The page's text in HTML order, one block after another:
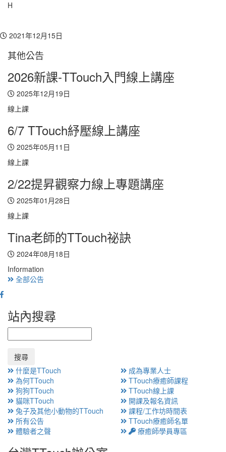
H
2021年12月15日
其他公告
2026新課-TTouch入門線上講座
2025年12月19日
線上課
6/7 TTouch紓壓線上講座
2025年05月11日
線上課
2/22提昇觀察力線上專題講座
2025年01月28日
線上課
Tina老師的TTouch祕訣
2024年08月18日
Information
全部公告
站內搜尋
搜尋
什麼是TTouch
為何TTouch
狗狗TTouch
貓咪TTouch
兔子及其他小動物的TTouch
所有公告
體驗者之聲
成為專業人士
TTouch療癒師課程
TTouch線上課
開課及報名資訊
課程/工作坊時間表
TTouch療癒師名單
療癒師學員專區